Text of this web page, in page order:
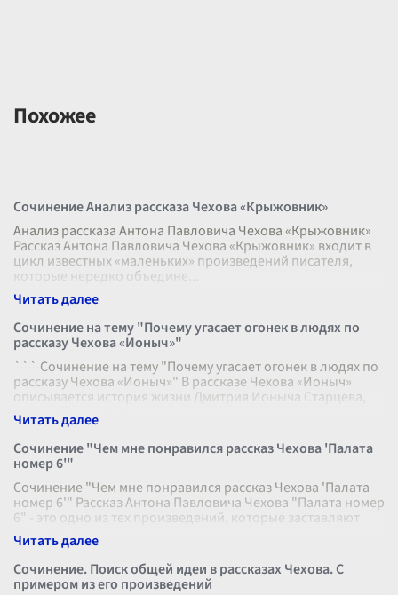
Похожее
Сочинение Анализ рассказа Чехова «Крыжовник»
Анализ рассказа Антона Павловича Чехова «Крыжовник»
Рассказ Антона Павловича Чехова «Крыжовник» входит в
цикл известных «маленьких» произведений писателя,
которые нередко объедине
Сочинение на тему "Почему угасает огонек в людях по
рассказу Чехова «Ионыч»"
``` Сочинение на тему "Почему угасает огонек в людях по
рассказу Чехова «Ионыч»" В рассказе Чехова «Ионыч»
описывается история жизни Дмитрия Ионыча Старцева,
который из молодого и
Сочинение "Чем мне понравился рассказ Чехова 'Палата
номер 6'"
Сочинение "Чем мне понравился рассказ Чехова 'Палата
номер 6'" Рассказ Антона Павловича Чехова "Палата номер
6" - это одно из тех произведений, которые заставляют
задуматься о мно
Сочинение. Поиск общей идеи в рассказах Чехова. С
примером из его произведений